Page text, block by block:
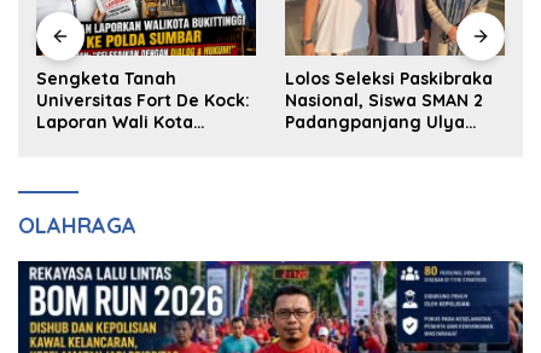
Sengketa Tanah
Universitas Fort De Kock:
Laporan Wali Kota
Lolos Seleksi Paskibraka
Nasional, Siswa SMAN 2
Padangpanjang Ulya
OLAHRAGA